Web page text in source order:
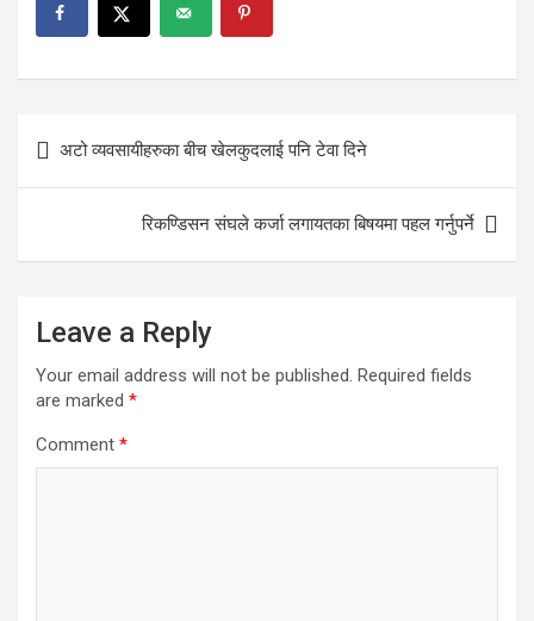
navigation
अटो व्यवसायीहरुका बीच खेलकुदलाई पनि टेवा दिने
रिकण्डिसन संघले कर्जा लगायतका बिषयमा पहल गर्नुपर्ने
Leave a Reply
Your email address will not be published. Required fields
are marked *
Comment *